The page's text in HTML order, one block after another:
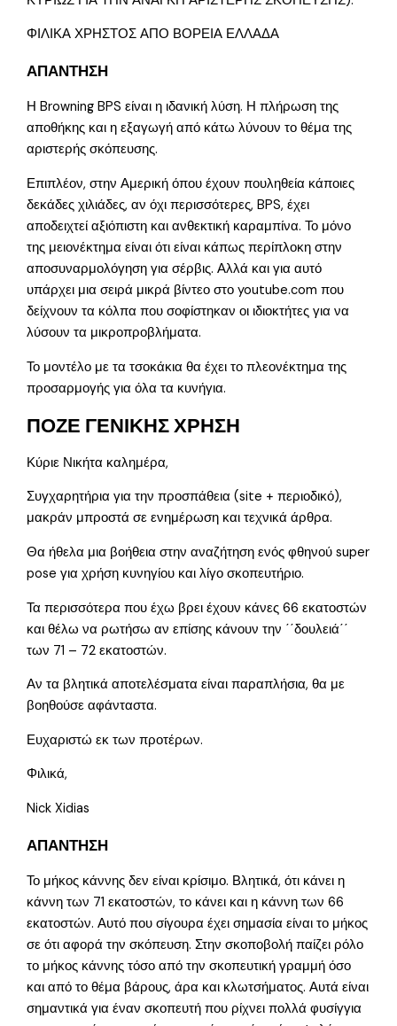
ΦΙΛΙΚΑ ΧΡΗΣΤΟΣ ΑΠΟ ΒΟΡΕΙΑ ΕΛΛΑΔΑ
ΑΠΑΝΤΗΣΗ
Η Browning BPS είναι η ιδανική λύση. Η πλήρωση της
αποθήκης και η εξαγωγή από κάτω λύνουν το θέμα της
αριστερής σκόπευσης.
Επιπλέον, στην Αμερική όπου έχουν πουληθεία κάποιες
δεκάδες χιλιάδες, αν όχι περισσότερες, BPS, έχει
αποδειχτεί αξιόπιστη και ανθεκτική καραμπίνα. Το μόνο
της μειονέκτημα είναι ότι είναι κάπως περίπλοκη στην
αποσυναρμολόγηση για σέρβις. Αλλά και για αυτό
υπάρχει μια σειρά μικρά βίντεο στο youtube.com που
δείχνουν τα κόλπα που σοφίστηκαν οι ιδιοκτήτες για να
λύσουν τα μικροπροβλήματα.
Το μοντέλο με τα τσοκάκια θα έχει το πλεονέκτημα της
προσαρμογής για όλα τα κυνήγια.
ΠΟΖΕ ΓΕΝΙΚΗΣ ΧΡΗΣΗ
Κύριε Νικήτα καλημέρα,
Συγχαρητήρια για την προσπάθεια (site + περιοδικό),
μακράν μπροστά σε ενημέρωση και τεχνικά άρθρα.
Θα ήθελα μια βοήθεια στην αναζήτηση ενός φθηνού super
pose για χρήση κυνηγίου και λίγο σκοπευτήριο.
Τα περισσότερα που έχω βρει έχουν κάνες 66 εκατοστών
και θέλω να ρωτήσω αν επίσης κάνουν την ΄΄δουλειά΄΄
των 71 – 72 εκατοστών.
Αν τα βλητικά αποτελέσματα είναι παραπλήσια, θα με
βοηθούσε αφάνταστα.
Ευχαριστώ εκ των προτέρων.
Φιλικά,
Nick Xidias
ΑΠΑΝΤΗΣΗ
Το μήκος κάννης δεν είναι κρίσιμο. Βλητικά, ότι κάνει η
κάννη των 71 εκατοστών, το κάνει και η κάννη των 66
εκατοστών. Αυτό που σίγουρα έχει σημασία είναι το μήκος
σε ότι αφορά την σκόπευση. Στην σκοποβολή παίζει ρόλο
το μήκος κάννης τόσο από την σκοπευτική γραμμή όσο
και από το θέμα βάρους, άρα και κλωτσήματος. Αυτά είναι
σημαντικά για έναν σκοπευτή που ρίχνει πολλά φυσίγγια